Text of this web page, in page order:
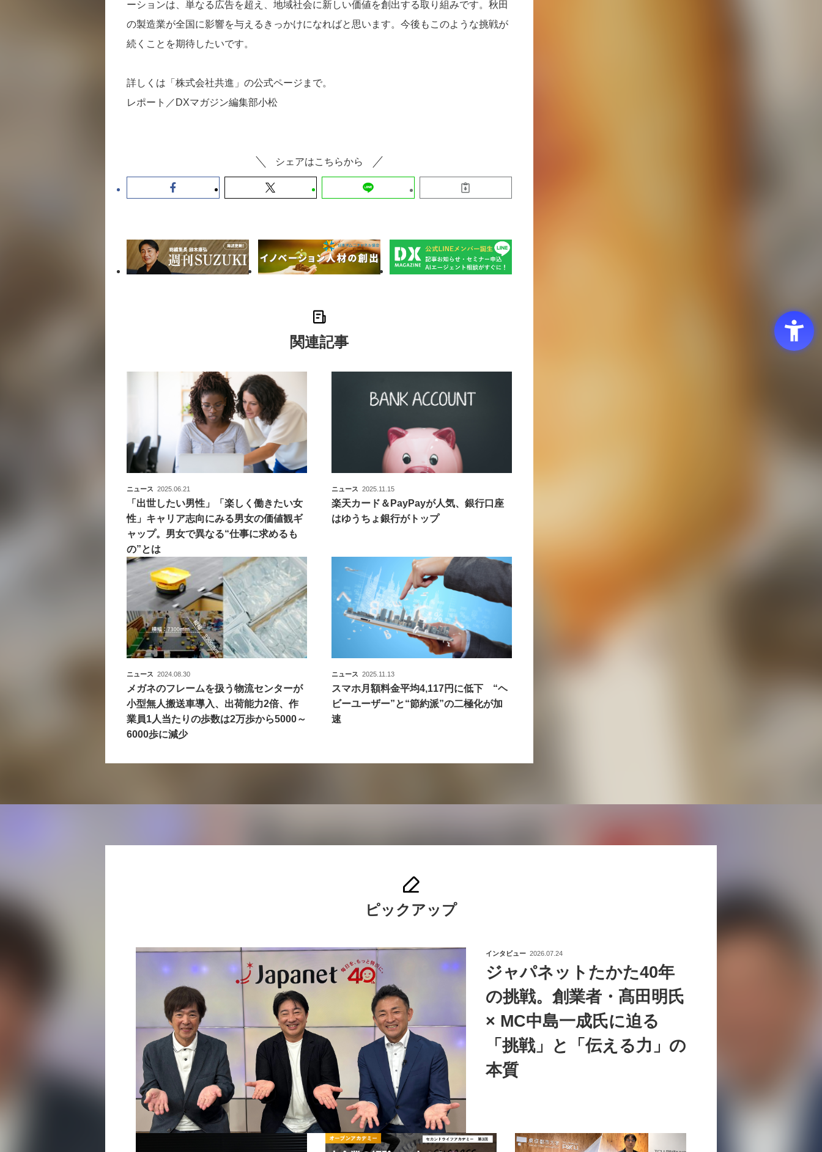
ーションは、単なる広告を超え、地域社会に新しい価値を創出する取り組みです。秋田
の製造業が全国に影響を与えるきっかけになればと思います。今後もこのような挑戦が
続くことを期待したいです。
詳しくは「株式会社共進」の公式ページまで。
レポート／DXマガジン編集部小松
シェアはこちらから
関連記事
ニュース 2025.06.21
「出世したい男性」「楽しく働きたい女
性」キャリア志向にみる男女の価値観ギ
ャップ。男女で異なる“仕事に求めるも
の”とは
ニュース 2025.11.15
楽天カード＆PayPayが人気、銀行口座
はゆうちょ銀行がトップ
ニュース 2024.08.30
メガネのフレームを扱う物流センターが
小型無人搬送車導入、出荷能力2倍、作
業員1人当たりの歩数は2万歩から5000～
6000歩に減少
ニュース 2025.11.13
スマホ月額料金平均4,117円に低下 “ヘ
ビーユーザー”と“節約派”の二極化が加
速
ピックアップ
インタビュー 2026.07.24
ジャパネットたかた40年
の挑戦。創業者・髙田明氏
× MC中島一成氏に迫る
「挑戦」と「伝える力」の
本質